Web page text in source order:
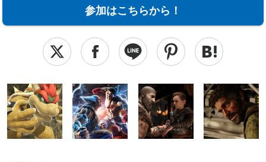
参加はこちらから！